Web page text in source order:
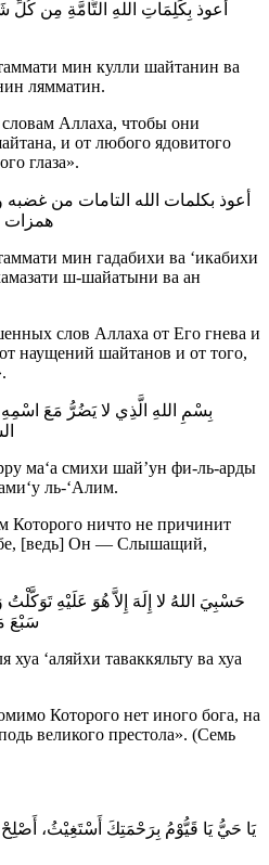
أعوذ بِكَلِمَاتِ اللهِ التَّامَّةِ مِن
мин кулли шайтанин ва
лямматин.
Аллаха, чтобы они
и от любого ядовитого
глаза».
أعوذ بكلمات الله التامات من
همزات
мин гадабихи ва ‘икабихи
ш-шайатыни ва ан
слов Аллаха от Его гнева и
наущений шайтанов и от того,
بِسْمِ اللهِ الَّذِي لا يَضُرُّ مَعَ
ма‘а смихи шай’ун фи-ль-арды
ль-‘Алим.
Которого ничто не причинит
[ведь] Он — Слышащий,
حَسْبِيَ اللهُ لا إِلَهَ إِلاَّ هُوَ عَلَيْهِ
سَبْعَ
‘аляйхи таваккяльту ва хуа
Которого нет иного бога, на
великого престола». (Семь
يَا حَيُّ يَا قَيُّوْمُ بِرَحْمَتِكَ أَسْتَغِيْثُ،